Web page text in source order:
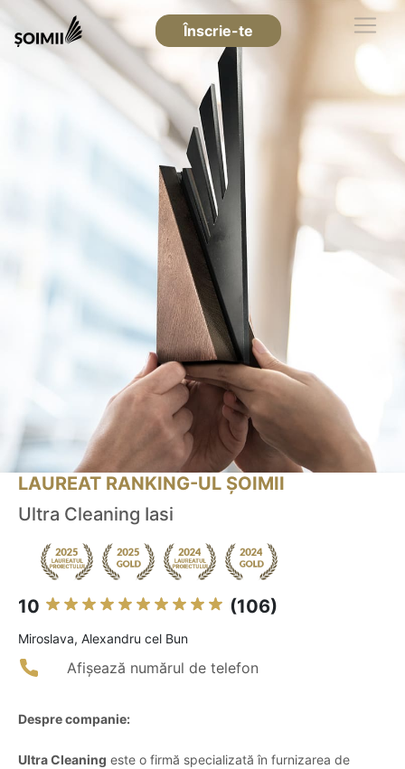
Înscrie-te
LAUREAT RANKING-UL ȘOIMII
Ultra Cleaning Iasi
10 (106)
Miroslava, Alexandru cel Bun
Afișează numărul de telefon
Despre companie:
Ultra Cleaning este o firmă specializată în furnizarea de